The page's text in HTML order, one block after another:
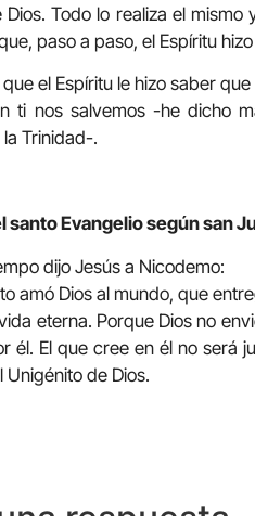
Dios. Todo lo realiza el
paso a paso, el Espíritu
el Espíritu le hizo saber
ti nos salvemos -he dicho
Trinidad-.
santo Evangelio según san
dijo Jesús a Nicodemo:
amó Dios al mundo, que
eterna. Porque Dios no
él. El que cree en él no será
Unigénito de Dios.